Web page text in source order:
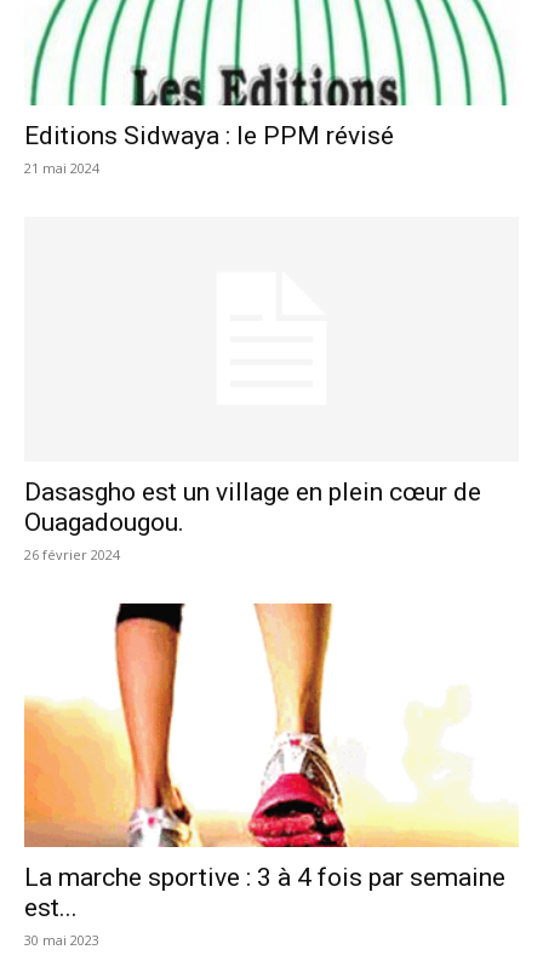
Editions Sidwaya : le PPM révisé
21 mai 2024
Dasasgho est un village en plein cœur de
Ouagadougou.
26 février 2024
La marche sportive : 3 à 4 fois par semaine
est...
30 mai 2023